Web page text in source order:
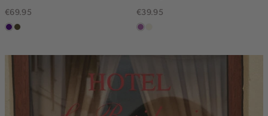
€69.95
indigogroen,
midden
€39.95
lila